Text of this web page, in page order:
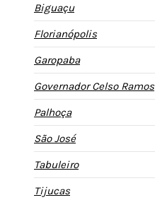
Biguaçu
Florianópolis
Garopaba
Governador Celso Ramos
Palhoça
São José
Tabuleiro
Tijucas